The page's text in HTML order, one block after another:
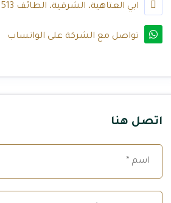
ابي العتاهية، الشرقية، الطائف 26513
تواصل مع الشركة على الواتساب
اتصل هنا